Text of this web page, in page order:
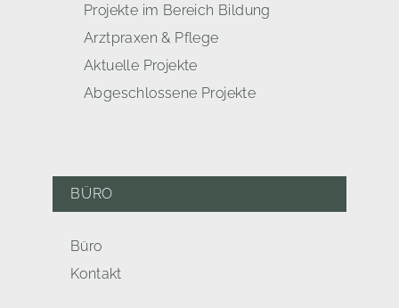
Projekte im Bereich Bildung
Arztpraxen & Pflege
Aktuelle Projekte
Abgeschlossene Projekte
BÜRO
Büro
Kontakt